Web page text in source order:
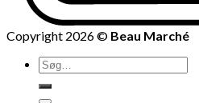
Copyright 2026 © Beau Marché
Søg
efter: